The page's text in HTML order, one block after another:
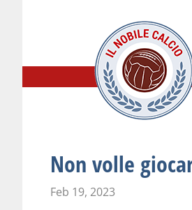
Non volle
Feb 19, 2023